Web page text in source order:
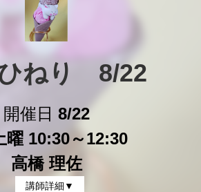
ねり　8/22
開催日 8/22
曜 10:30～12:30
高橋 理佐
講師詳細▼